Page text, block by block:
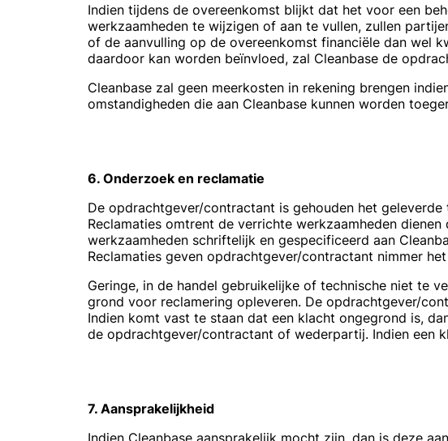
Indien tijdens de overeenkomst blijkt dat het voor een
werkzaamheden te wijzigen of aan te vullen, zullen
of de aanvulling op de overeenkomst financiële dan wel
daardoor kan worden beïnvloed, zal Cleanbase de
Cleanbase zal geen meerkosten in rekening brengen
omstandigheden die aan Cleanbase kunnen worden
6. Onderzoek en reclamatie
De opdrachtgever/contractant is gehouden het
Reclamaties omtrent de verrichte werkzaamheden
werkzaamheden schriftelijk en gespecificeerd aan
Reclamaties geven opdrachtgever/contractant nimmer
Geringe, in de handel gebruikelijke of technische niet te
grond voor reclamering opleveren. De opdrachtgever/
Indien komt vast te staan dat een klacht ongegrond is,
de opdrachtgever/contractant of wederpartij. Indien een
7. Aansprakelijkheid
Indien Cleanbase aansprakelijk mocht zijn, dan is deze